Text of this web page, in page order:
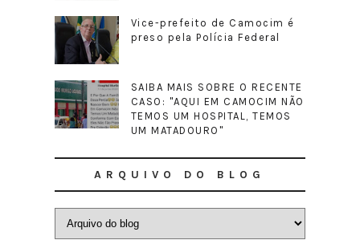
Vice-prefeito de Camocim é
preso pela Polícia Federal
SAIBA MAIS SOBRE O RECENTE
CASO: "AQUI EM CAMOCIM NÃO
TEMOS UM HOSPITAL, TEMOS
UM MATADOURO"
ARQUIVO DO BLOG